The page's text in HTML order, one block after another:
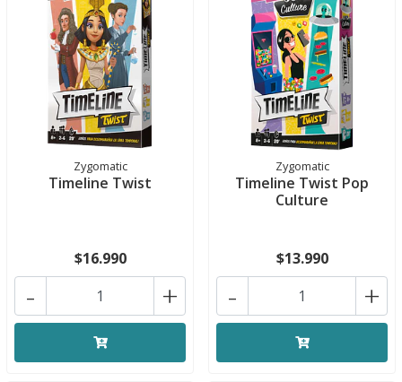
Zygomatic
Timeline Twist
$16.990
+
-
Zygomatic
Timeline Twist Pop
Culture
$13.990
+
-